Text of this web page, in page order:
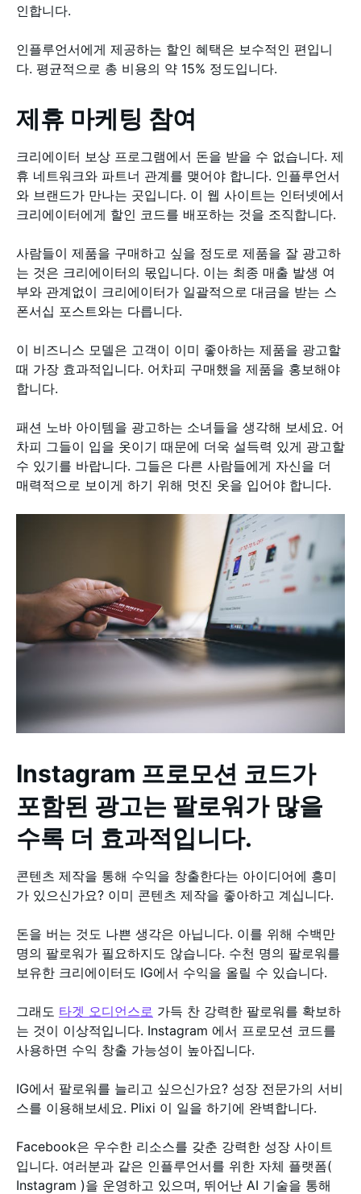
인합니다.
인플루언서에게 제공하는 할인 혜택은 보수적인 편입니
다. 평균적으로 총 비용의 약 15% 정도입니다.
제휴 마케팅 참여
크리에이터 보상 프로그램에서 돈을 받을 수 없습니다. 제
휴 네트워크와 파트너 관계를 맺어야 합니다. 인플루언서
와 브랜드가 만나는 곳입니다. 이 웹 사이트는 인터넷에서
크리에이터에게 할인 코드를 배포하는 것을 조직합니다.
사람들이 제품을 구매하고 싶을 정도로 제품을 잘 광고하
는 것은 크리에이터의 몫입니다. 이는 최종 매출 발생 여
부와 관계없이 크리에이터가 일괄적으로 대금을 받는 스
폰서십 포스트와는 다릅니다.
이 비즈니스 모델은 고객이 이미 좋아하는 제품을 광고할
때 가장 효과적입니다. 어차피 구매했을 제품을 홍보해야
합니다.
패션 노바 아이템을 광고하는 소녀들을 생각해 보세요. 어
차피 그들이 입을 옷이기 때문에 더욱 설득력 있게 광고할
수 있기를 바랍니다. 그들은 다른 사람들에게 자신을 더
매력적으로 보이게 하기 위해 멋진 옷을 입어야 합니다.
Instagram 프로모션 코드가
포함된 광고는 팔로워가 많을
수록 더 효과적입니다.
콘텐츠 제작을 통해 수익을 창출한다는 아이디어에 흥미
가 있으신가요? 이미 콘텐츠 제작을 좋아하고 계십니다.
돈을 버는 것도 나쁜 생각은 아닙니다. 이를 위해 수백만
명의 팔로워가 필요하지도 않습니다. 수천 명의 팔로워를
보유한 크리에이터도 IG에서 수익을 올릴 수 있습니다.
그래도 타겟 오디언스로 가득 찬 강력한 팔로워를 확보하
는 것이 이상적입니다. Instagram 에서 프로모션 코드를
사용하면 수익 창출 가능성이 높아집니다.
IG에서 팔로워를 늘리고 싶으신가요? 성장 전문가의 서비
스를 이용해보세요. Plixi 이 일을 하기에 완벽합니다.
Facebook은 우수한 리소스를 갖춘 강력한 성장 사이트
입니다. 여러분과 같은 인플루언서를 위한 자체 플랫폼(
Instagram )을 운영하고 있으며, 뛰어난 AI 기술을 통해